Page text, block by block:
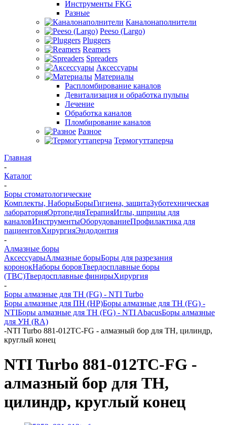
Инструменты FKG
Разные
Каналонаполнители
Peeso (Largo)
Pluggers
Reamers
Spreaders
Аксессуары
Материалы
Распломбирование каналов
Девитализация и обработка пульпы
Лечение
Обработка каналов
Пломбирование каналов
Разное
Термогуттаперча
Главная
-
Каталог
-
Боры стоматологические
Комплекты, НаборыБорыГигиена, защитаЗуботехническая
лабораторияОртопедияТерапияИглы, шприцы для
каналовИнструментыОборудованиеПрофилактика для
пациентовХирургияЭндодонтия
-
Алмазные боры
АксессуарыАлмазные борыБоры для разрезания
коронокНаборы боровТвердосплавные боры
(ТВС)Твердосплавные финирыХирургия
-
Боры алмазные для ТН (FG) - NTI Turbo
Боры алмазные для ПН (HP)Боры алмазные для ТН (FG) -
NTIБоры алмазные для ТН (FG) - NTI AbacusБоры алмазные
для УН (RA)
-NTI Turbo 881-012TC-FG - алмазный бор для ТН, цилиндр,
круглый конец
NTI Turbo 881-012TC-FG -
алмазный бор для ТН,
цилиндр, круглый конец